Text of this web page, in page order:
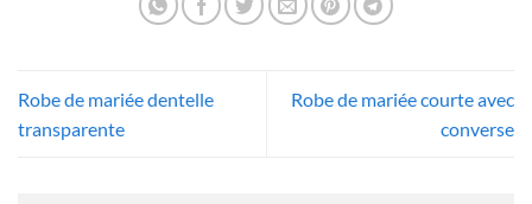
Robe de mariée dentelle
transparente
Robe de mariée courte avec
converse